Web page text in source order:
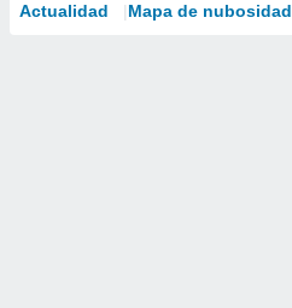
Actualidad Mapa de nubosidad